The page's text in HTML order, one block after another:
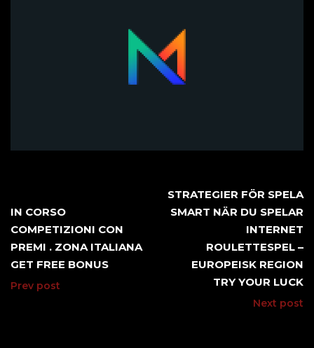
IN CORSO
COMPETIZIONI CON
PREMI . ZONA ITALIANA
GET FREE BONUS
Prev post
STRATEGIER FÖR SPELA
SMART NÄR DU SPELAR
INTERNET
ROULETTESPEL –
EUROPEISK REGION
TRY YOUR LUCK
Next post